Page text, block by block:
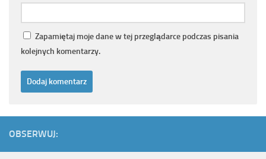
Zapamiętaj moje dane w tej przeglądarce podczas pisania
kolejnych komentarzy.
OBSERWUJ: